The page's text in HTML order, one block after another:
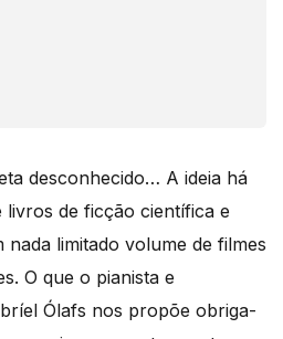
desconhecido… A ideia há
livros de ficção científica e
limitado volume de filmes
O que o pianista e
Ólafs nos propõe obriga-